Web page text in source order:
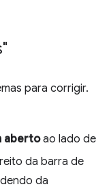
para corrigir.
abertoao lado de
da barra de
da